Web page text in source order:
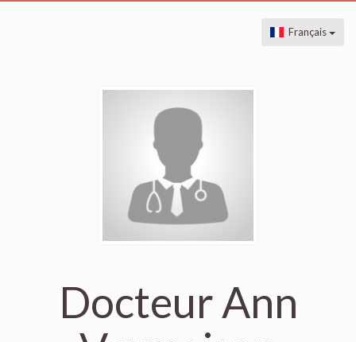
Français
Docteur Ann